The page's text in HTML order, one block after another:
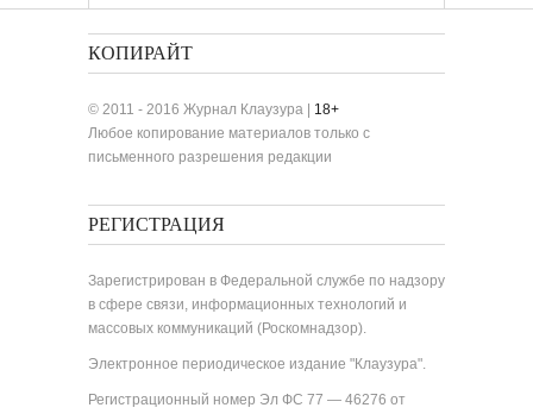
КОПИРАЙТ
© 2011 - 2016 Журнал Клаузура | 18+
Любое копирование материалов только с
письменного разрешения редакции
РЕГИСТРАЦИЯ
Зарегистрирован в Федеральной службе по надзору
в сфере связи, информационных технологий и
массовых коммуникаций (Роскомнадзор).
Электронное периодическое издание "Клаузура".
Регистрационный номер Эл ФС 77 — 46276 от